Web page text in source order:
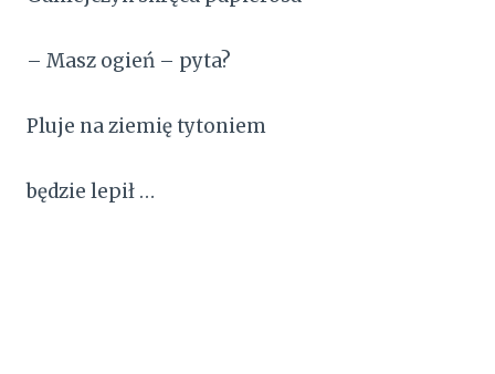
– Masz ogień – pyta?
Pluje na ziemię tytoniem
będzie lepił …